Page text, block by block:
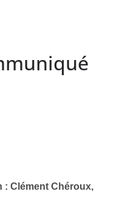
: Clément Chéroux,